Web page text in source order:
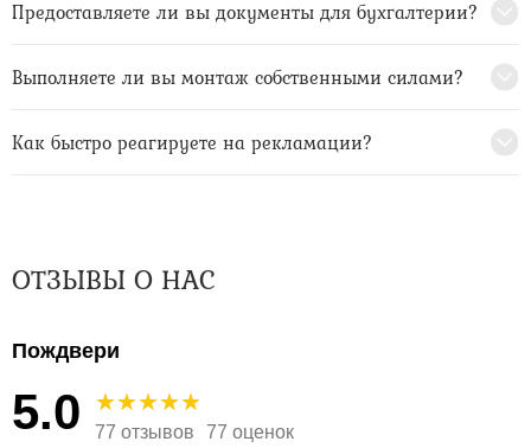
Предоставляете ли вы документы для бухгалтерии?
Выполняете ли вы монтаж собственными силами?
Как быстро реагируете на рекламации?
ОТЗЫВЫ О НАС
Пождвери
5.0 77 отзывов 77 оценок